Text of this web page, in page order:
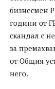
бизнесмен
години от
скандал с
за
от Общия
него.